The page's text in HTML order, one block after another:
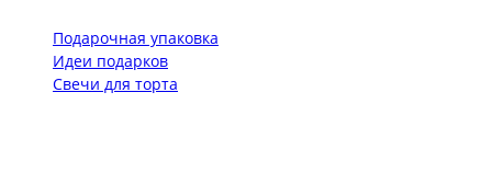
Подарочная упаковка
Идеи подарков
Свечи для торта